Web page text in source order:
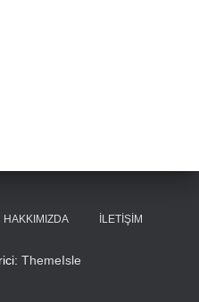
HAKKIMIZDA İLETIŞIM
ThemeIsle